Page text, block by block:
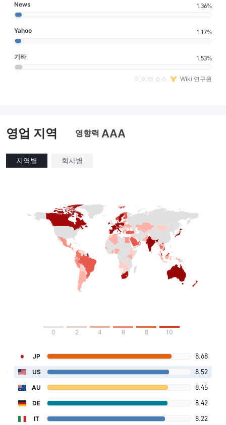
News 1.36%
Yahoo 1.17%
기타 1.53%
데이터 소스 Wiki 연구원
영업 지역 영향력 AAA
지역별 회사별
0 2 4 6 8 10
JP 8.68
US 8.52
AU 8.45
DE 8.42
IT 8.22